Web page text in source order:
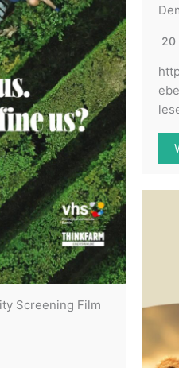
20
Screening Film